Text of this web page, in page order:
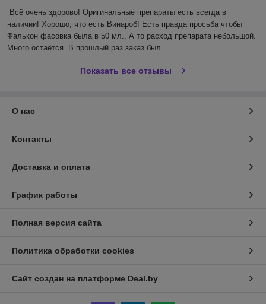
Всё очень здорово! Оригинальные препараты есть всегда в
наличии! Хорошо, что есть Винароб! Есть правда просьба чтобы
Фалькон фасовка была в 50 мл.. А то расход препарата небольшой.
Много остаётся. В прошлый раз заказ был.
Показать все отзывы
О нас
Контакты
Доставка и оплата
График работы
Полная версия сайта
Политика обработки cookies
Сайт создан на платформе Deal.by